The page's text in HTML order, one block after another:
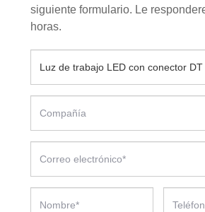
siguiente formulario. Le
horas.